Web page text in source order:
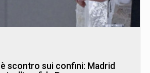
è scontro sui confini: Madrid